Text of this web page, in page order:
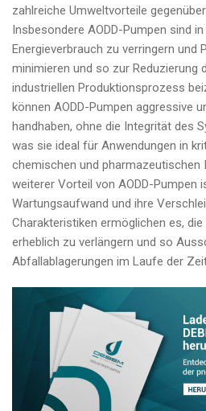
zahlreiche Umweltvorteile
Insbesondere AODD-Pumpen sind
Energieverbrauch zu verringern und
minimieren und so zur Reduzierung
industriellen Produktionsprozess
können AODD-Pumpen aggressive
handhaben, ohne die Integrität des
was sie ideal für Anwendungen in
chemischen und pharmazeutischen
weiterer Vorteil von AODD-Pumpen
Wartungsaufwand und ihre
Charakteristiken ermöglichen es,
erheblich zu verlängern und so
Abfallablagerungen im Laufe der